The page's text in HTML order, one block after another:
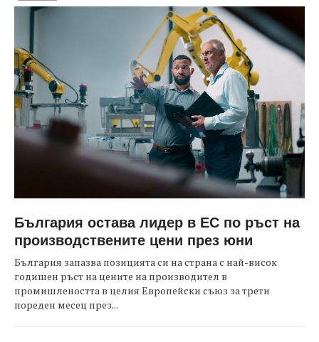
България остава лидер в ЕС по ръст на
производствените цени през юни
България запазва позицията си на страна с най-висок
годишен ръст на цените на производител в
промишлеността в целия Европейски съюз за трети
пореден месец през...